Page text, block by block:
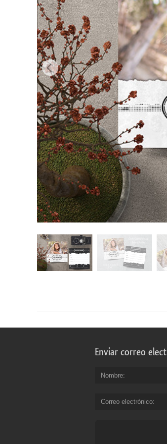
Enviar correo
Nombre
Correo electrónico